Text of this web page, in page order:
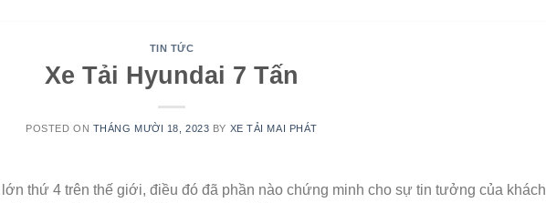
TIN TỨC
Xe Tải Hyundai 7 Tấn
POSTED ON THÁNG MƯỜI 18, 2023 BY XE TẢI MAI PHÁT
thứ 4 trên thế giới, điều đó đã phần nào chứng minh cho sự tin tưởng của khách